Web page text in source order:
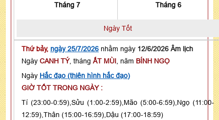
Tháng 7 Tháng 6
Ngày Tốt
Thứ bảy, ngày 25/7/2026 nhằm ngày 12/6/2026 Âm lịch
Ngày CANH TÝ, tháng ẤT MÙI , năm BÍNH NGỌ
Ngày Hắc đạo (thiên hình hắc đạo)
GIỜ TỐT TRONG NGÀY :
Tí (23:00-0:59),Sửu (1:00-2:59),Mão (5:00-6:59),Ngọ (11:00-
12:59),Thân (15:00-16:59),Dậu (17:00-18:59)